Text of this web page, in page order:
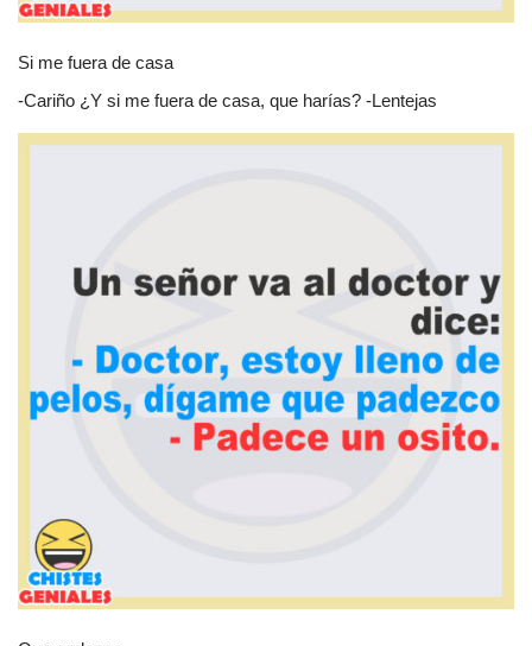
Si me fuera de casa
-Cariño ¿Y si me fuera de casa, que harías? -Lentejas